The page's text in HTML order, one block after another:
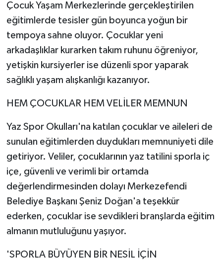
Çocuk Yaşam Merkezlerinde gerçekleştirilen
eğitimlerde tesisler gün boyunca yoğun bir
tempoya sahne oluyor. Çocuklar yeni
arkadaşlıklar kurarken takım ruhunu öğreniyor,
yetişkin kursiyerler ise düzenli spor yaparak
sağlıklı yaşam alışkanlığı kazanıyor.
HEM ÇOCUKLAR HEM VELİLER MEMNUN
Yaz Spor Okulları'na katılan çocuklar ve aileleri de
sunulan eğitimlerden duydukları memnuniyeti dile
getiriyor. Veliler, çocuklarının yaz tatilini sporla iç
içe, güvenli ve verimli bir ortamda
değerlendirmesinden dolayı Merkezefendi
Belediye Başkanı Şeniz Doğan'a teşekkür
ederken, çocuklar ise sevdikleri branşlarda eğitim
almanın mutluluğunu yaşıyor.
'SPORLA BÜYÜYEN BİR NESİL İÇİN